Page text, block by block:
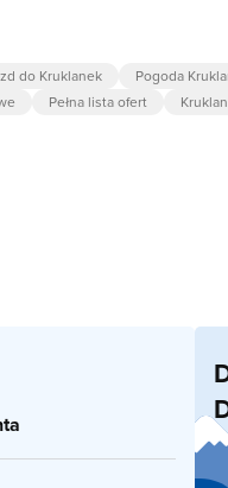
do Kruklanek Pogoda
Pełna lista ofert